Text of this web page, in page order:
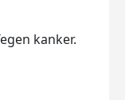
kanker.